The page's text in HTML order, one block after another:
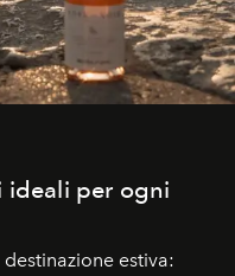
ideali per ogni
estiva: